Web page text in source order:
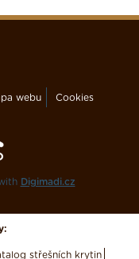
webu Cookies
Digimadi.cz
střešních krytin